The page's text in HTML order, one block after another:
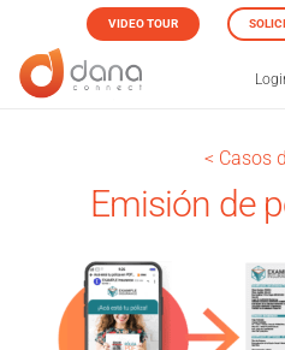
VIDEO TOUR
< Casos
Emisión de